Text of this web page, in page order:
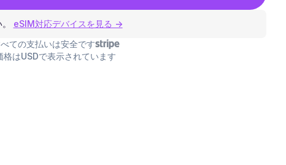
eSIM対応デバイスを見る →
ての支払いは安全です
格はUSDで表示されています